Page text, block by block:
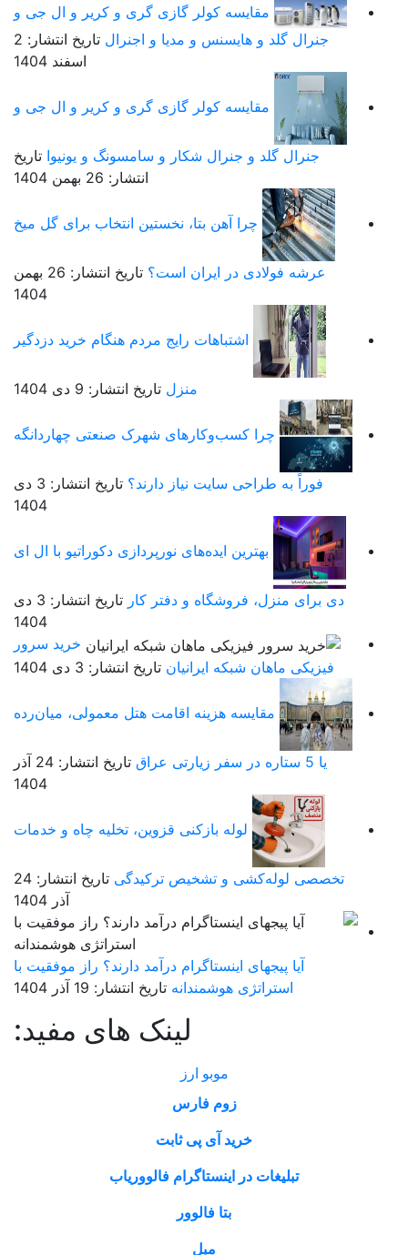
مقایسه کولر گازی گری و کریر و ال جی و
جنرال گلد و هایسنس و مدیا و اجنرال
تاریخ انتشار: 2
اسفند 1404
مقایسه کولر گازی گری و کریر و ال جی و
جنرال گلد و جنرال شکار و سامسونگ و یونیوا تاریخ
انتشار: 26 بهمن 1404
چرا آهن بتا، نخستین انتخاب برای گل میخ
عرشه فولادی در ایران است؟
تاریخ انتشار: 26 بهمن
1404
اشتباهات رایج مردم هنگام خرید دزدگیر
منزل تاریخ انتشار: 9 دی 1404
چرا کسب‌وکارهای شهرک صنعتی چهاردانگه
فوراً به طراحی سایت نیاز دارند؟
تاریخ انتشار: 3 دی
1404
بهترین ایده‌های نورپردازی دکوراتیو با ال ای
دی برای منزل، فروشگاه و دفتر کار
تاریخ انتشار: 3 دی
1404
خرید سرور
فیزیکی ماهان شبکه ایرانیان تاریخ انتشار: 3 دی 1404
مقایسه هزینه اقامت هتل معمولی، میان‌رده
تاریخ انتشار: 24 آذر
1404
لوله بازکنی قزوین، تخلیه چاه و خدمات
تخصصی لوله‌کشی و تشخیص ترکیدگی
تاریخ انتشار: 24
آیا پیجهای اینستاگرام درآمد دارند؟ راز موفقیت با
استراتژی هوشمندانه تاریخ انتشار: 19 آذر 1404
لینک های مفید:
موبو ارز
زوم فارس
خرید آی پی ثابت
تبلیغات در اینستاگرام فالووریاب
بتا فالوور